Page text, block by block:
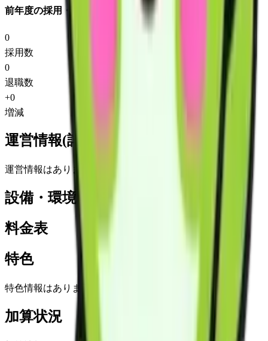
前年度の採用・退職
0
採用数
0
退職数
+0
増減
運営情報(詳細)
運営情報はありません
設備・環境
料金表
特色
特色情報はありません
加算状況